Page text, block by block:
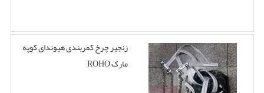
زنجیر چرخ کمربندی هیوندای کوپه
مارک ROHO